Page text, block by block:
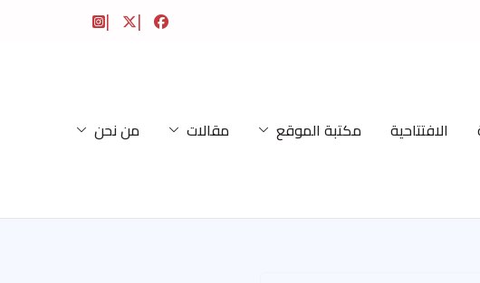
الافتتاحية مكتبة الموقع مقالات من نحن